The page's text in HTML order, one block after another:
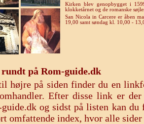
Kirken blev genopbygget i
klokketårnet og de romanske
San Nicola in Carcere er åben
19,00 samt søndag kl. 10,00 -
på Rom-guide.dk
højre på siden finder du en
Efter disse link er
guide.dk og sidst på listen kan
omfattende index, hvor alle